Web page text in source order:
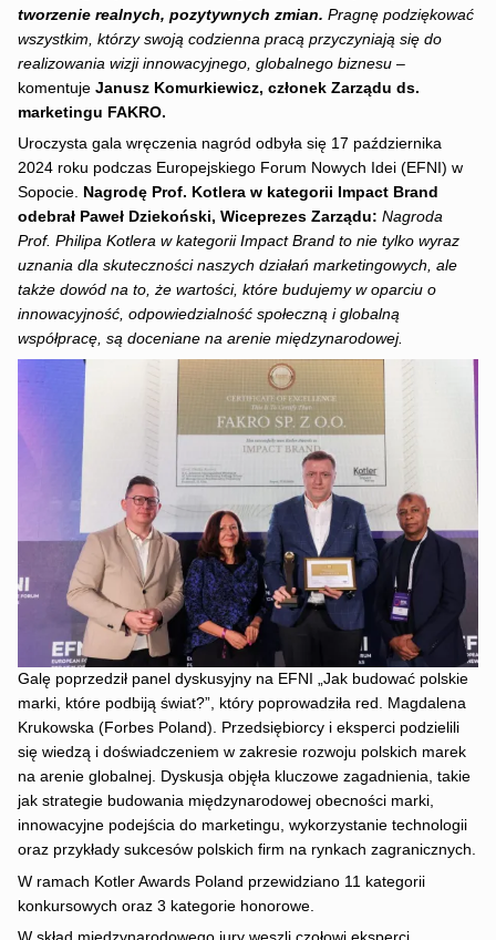
tworzenie realnych, pozytywnych zmian. Pragnę podziękować
wszystkim, którzy swoją codzienna pracą przyczyniają się do
realizowania wizji innowacyjnego, globalnego biznesu–
komentuje Janusz Komurkiewicz, członek Zarządu ds.
marketingu FAKRO.
Uroczysta gala wręczenia nagród odbyła się 17 października
2024 roku podczas Europejskiego Forum Nowych Idei (EFNI) w
Sopocie. Nagrodę Prof. Kotlera w kategorii Impact Brand
odebrał Paweł Dziekoński, Wiceprezes Zarządu: Nagroda
Prof. Philipa Kotlera w kategorii Impact Brand to nie tylko wyraz
uznania dla skuteczności naszych działań marketingowych, ale
także dowód na to, że wartości, które budujemy w oparciu o
innowacyjność, odpowiedzialność społeczną i globalną
współpracę, są doceniane na arenie międzynarodowej.
Galę poprzedził panel dyskusyjny na EFNI „Jak budować polskie
marki, które podbiją świat?”, który poprowadziła red. Magdalena
Krukowska (Forbes Poland). Przedsiębiorcy i eksperci podzielili
się wiedzą i doświadczeniem w zakresie rozwoju polskich marek
na arenie globalnej. Dyskusja objęła kluczowe zagadnienia, takie
jak strategie budowania międzynarodowej obecności marki,
innowacyjne podejścia do marketingu, wykorzystanie technologii
oraz przykłady sukcesów polskich firm na rynkach zagranicznych.
W ramach Kotler Awards Poland przewidziano 11 kategorii
konkursowych oraz 3 kategorie honorowe.